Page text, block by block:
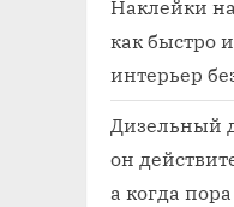
Наклейки
как быстро
интерьер
Дизельный
он
а когда